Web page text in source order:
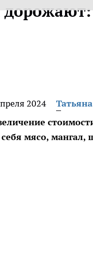
2024
мясо, мангал,